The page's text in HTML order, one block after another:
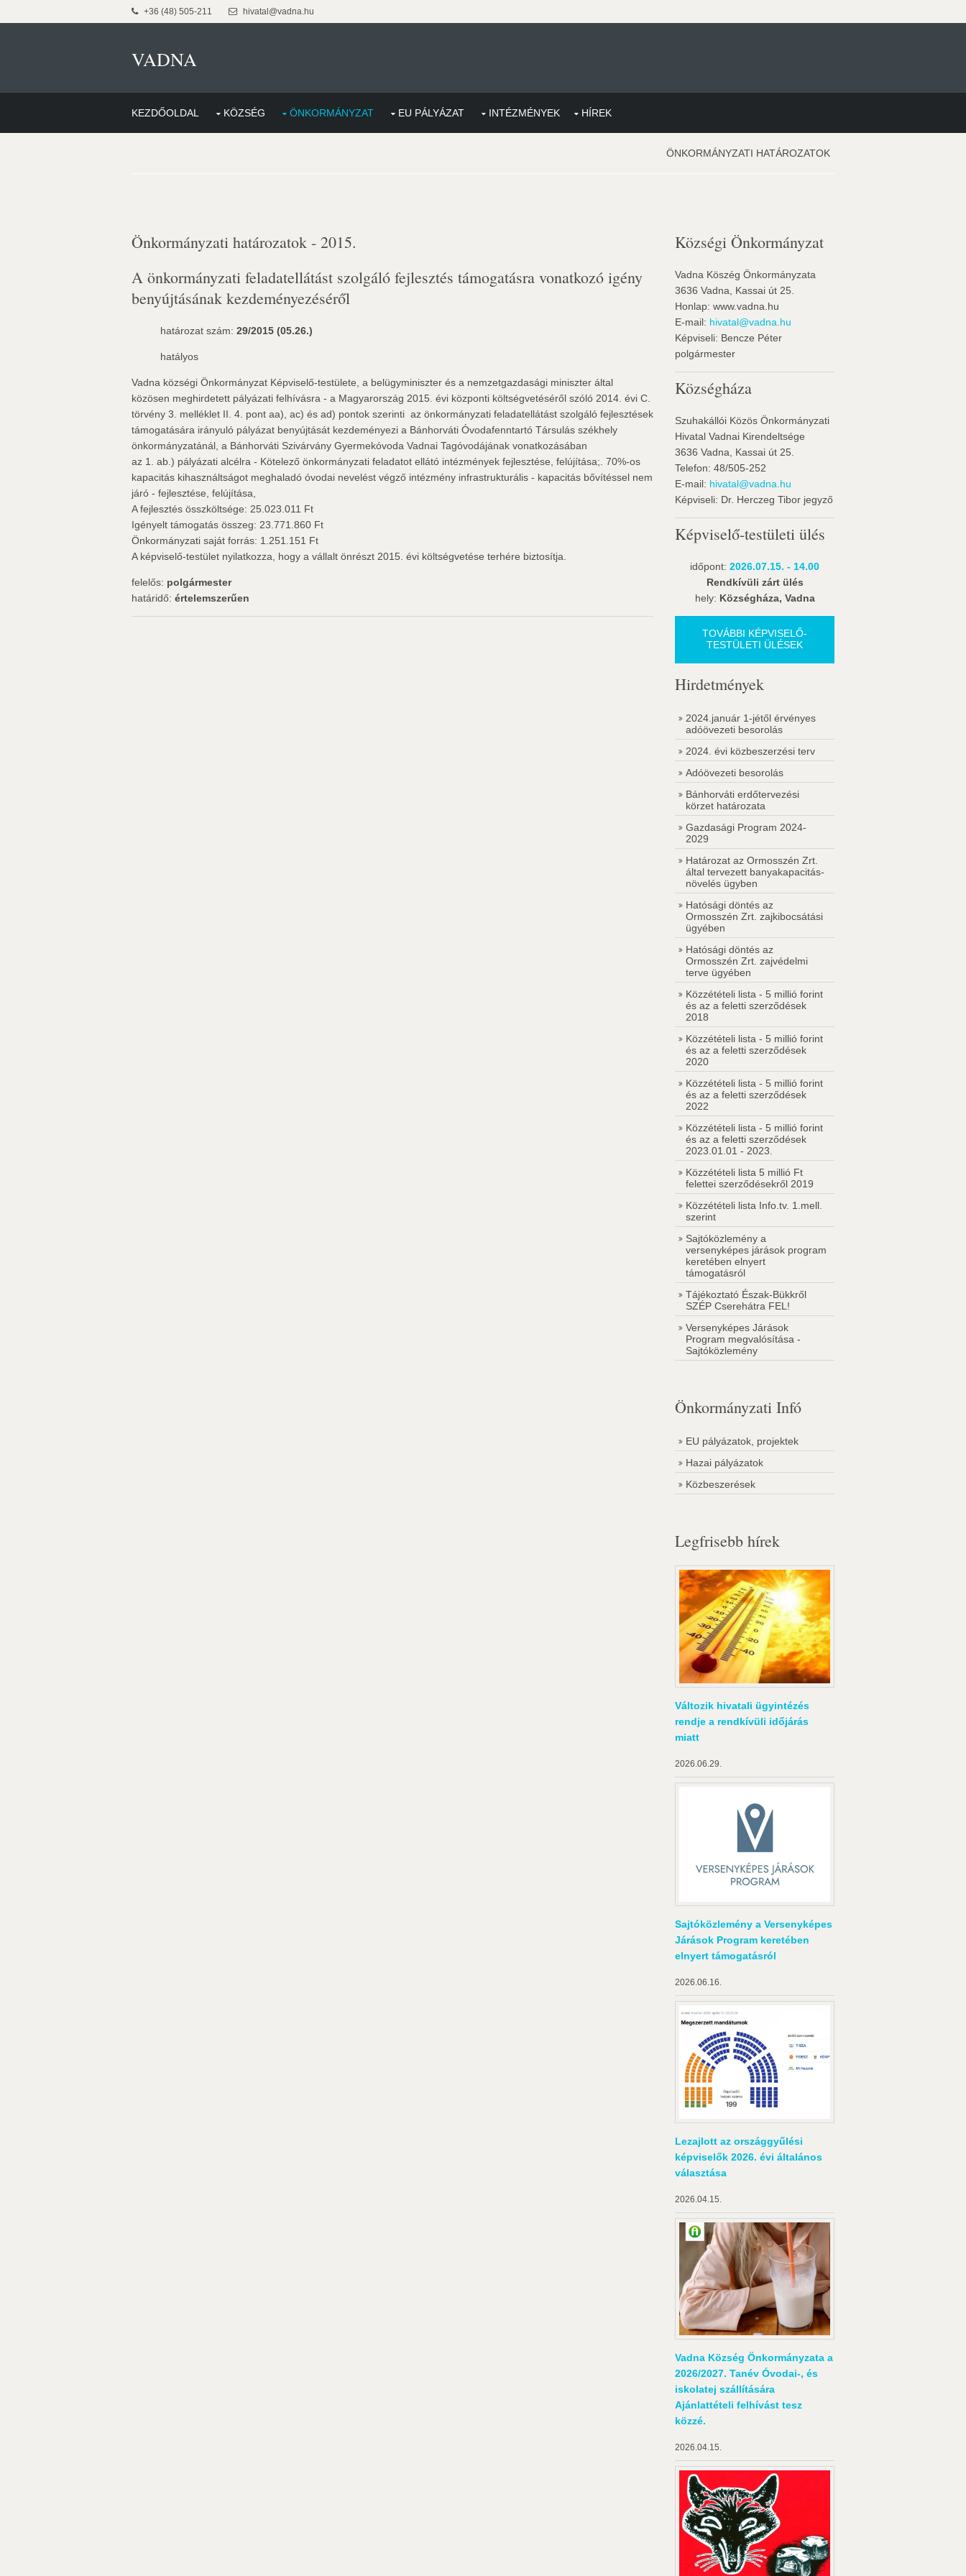
+36 (48) 505-211 hivatal@vadna.hu
VADNA
KEZDŐOLDAL KÖZSÉG ÖNKORMÁNYZAT EU PÁLYÁZAT INTÉZMÉNYEK HÍREK
ÖNKORMÁNYZATI HATÁROZATOK
Önkormányzati határozatok - 2015.
A önkormányzati feladatellátást szolgáló fejlesztés támogatásra vonatkozó igény
benyújtásának kezdeményezéséről
határozat szám: 29/2015 (05.26.)
hatályos
Vadna községi Önkormányzat Képviselő-testülete, a belügyminiszter és a nemzetgazdasági miniszter által
közösen meghirdetett pályázati felhívásra - a Magyarország 2015. évi központi költségvetéséről szóló 2014. évi C.
törvény 3. melléklet II. 4. pont aa), ac) és ad) pontok szerinti  az önkormányzati feladatellátást szolgáló fejlesztések
támogatására irányuló pályázat benyújtását kezdeményezi a Bánhorváti Óvodafenntartó Társulás székhely
önkormányzatánál, a Bánhorváti Szivárvány Gyermekóvoda Vadnai Tagóvodájának vonatkozásában
az 1. ab.) pályázati alcélra - Kötelező önkormányzati feladatot ellátó intézmények fejlesztése, felújítása;. 70%-os
kapacitás kihasználtságot meghaladó óvodai nevelést végző intézmény infrastrukturális - kapacitás bővítéssel nem
járó - fejlesztése, felújítása,
A fejlesztés összköltsége: 25.023.011 Ft
Igényelt támogatás összeg: 23.771.860 Ft
Önkormányzati saját forrás: 1.251.151 Ft
A képviselő-testület nyilatkozza, hogy a vállalt önrészt 2015. évi költségvetése terhére biztosítja.
felelős: polgármester
határidő: értelemszerűen
Községi Önkormányzat
Vadna Köszég Önkormányzata
3636 Vadna, Kassai út 25.
Honlap: www.vadna.hu
E-mail: hivatal@vadna.hu
Képviseli: Bencze Péter
polgármester
Községháza
Szuhakállói Közös Önkormányzati
Hivatal Vadnai Kirendeltsége
3636 Vadna, Kassai út 25.
Telefon: 48/505-252
E-mail: hivatal@vadna.hu
Képviseli: Dr. Herczeg Tibor jegyző
Képviselő-testületi ülés
időpont: 2026.07.15. - 14.00
Rendkívüli zárt ülés
hely: Községháza, Vadna
TOVÁBBI KÉPVISELŐ-
TESTÜLETI ÜLÉSEK
Hirdetmények
2024.január 1-jétől érvényes
adóövezeti besorolás
2024. évi közbeszerzési terv
Adóövezeti besorolás
Bánhorváti erdőtervezési
körzet határozata
Gazdasági Program 2024-
2029
Határozat az Ormosszén Zrt.
által tervezett banyakapacitás-
növelés ügyben
Hatósági döntés az
Ormosszén Zrt. zajkibocsátási
ügyében
Hatósági döntés az
Ormosszén Zrt. zajvédelmi
terve ügyében
Közzétételi lista - 5 millió forint
és az a feletti szerződések
2018
Közzétételi lista - 5 millió forint
és az a feletti szerződések
2020
Közzétételi lista - 5 millió forint
és az a feletti szerződések
2022
Közzétételi lista - 5 millió forint
és az a feletti szerződések
2023.01.01 - 2023.
Közzétételi lista 5 millió Ft
felettei szerződésekről 2019
Közzétételi lista Info.tv. 1.mell.
szerint
Sajtóközlemény a
versenyképes járások program
keretében elnyert
támogatásról
Tájékoztató Észak-Bükkről
SZÉP Cserehátra FEL!
Versenyképes Járások
Program megvalósítása -
Sajtóközlemény
Önkormányzati Infó
EU pályázatok, projektek
Hazai pályázatok
Közbeszerések
Legfrisebb hírek
Változik hivatali ügyintézés
rendje a rendkívüli időjárás
miatt
2026.06.29.
Sajtóközlemény a Versenyképes
Járások Program keretében
elnyert támogatásról
2026.06.16.
Lezajlott az országgyűlési
képviselők 2026. évi általános
választása
2026.04.15.
Vadna Község Önkormányzata a
2026/2027. Tanév Óvodai-, és
iskolatej szállítására
Ajánlattételi felhívást tesz
közzé.
2026.04.15.